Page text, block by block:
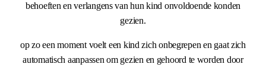
behoeften en verlangens van hun kind onvoldoende konden
gezien.
op zo een moment voelt een kind zich onbegrepen en gaat zich
automatisch aanpassen om gezien en gehoord te worden door